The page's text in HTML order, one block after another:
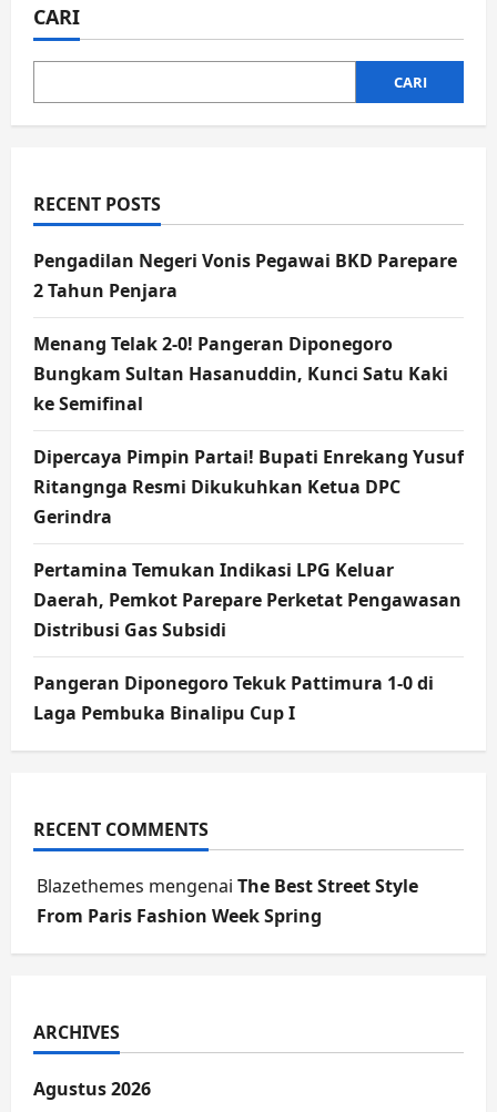
CARI
CARI
RECENT POSTS
Pengadilan Negeri Vonis Pegawai BKD Parepare
2 Tahun Penjara
Menang Telak 2-0! Pangeran Diponegoro
Bungkam Sultan Hasanuddin, Kunci Satu Kaki
ke Semifinal
Dipercaya Pimpin Partai! Bupati Enrekang Yusuf
Ritangnga Resmi Dikukuhkan Ketua DPC
Gerindra
Pertamina Temukan Indikasi LPG Keluar
Daerah, Pemkot Parepare Perketat Pengawasan
Distribusi Gas Subsidi
Pangeran Diponegoro Tekuk Pattimura 1-0 di
Laga Pembuka Binalipu Cup I
RECENT COMMENTS
Blazethemes mengenai The Best Street Style
From Paris Fashion Week Spring
ARCHIVES
Agustus 2026